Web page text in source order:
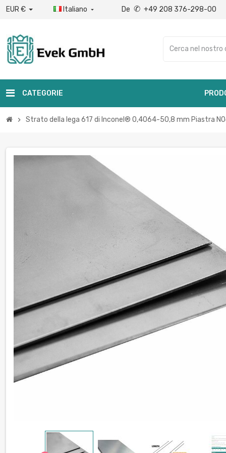
EUR € Italiano  De ✆ +49 208 376-298-00
CATEGORIE
chevron_right Strato della lega 617 di Inconel® 0,4064-50,8 mm Piastra